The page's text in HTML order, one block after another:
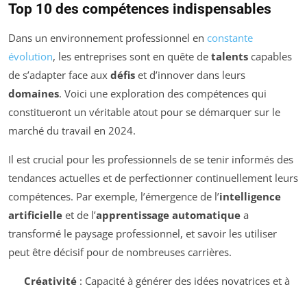
Top 10 des compétences indispensables
Dans un environnement professionnel en constante
évolution, les entreprises sont en quête de talents capables
de s’adapter face aux défis et d’innover dans leurs
domaines. Voici une exploration des compétences qui
constitueront un véritable atout pour se démarquer sur le
marché du travail en 2024.
Il est crucial pour les professionnels de se tenir informés des
tendances actuelles et de perfectionner continuellement leurs
compétences. Par exemple, l’émergence de l’intelligence
artificielle et de l’apprentissage automatique a
transformé le paysage professionnel, et savoir les utiliser
peut être décisif pour de nombreuses carrières.
Créativité: Capacité à générer des idées novatrices et à